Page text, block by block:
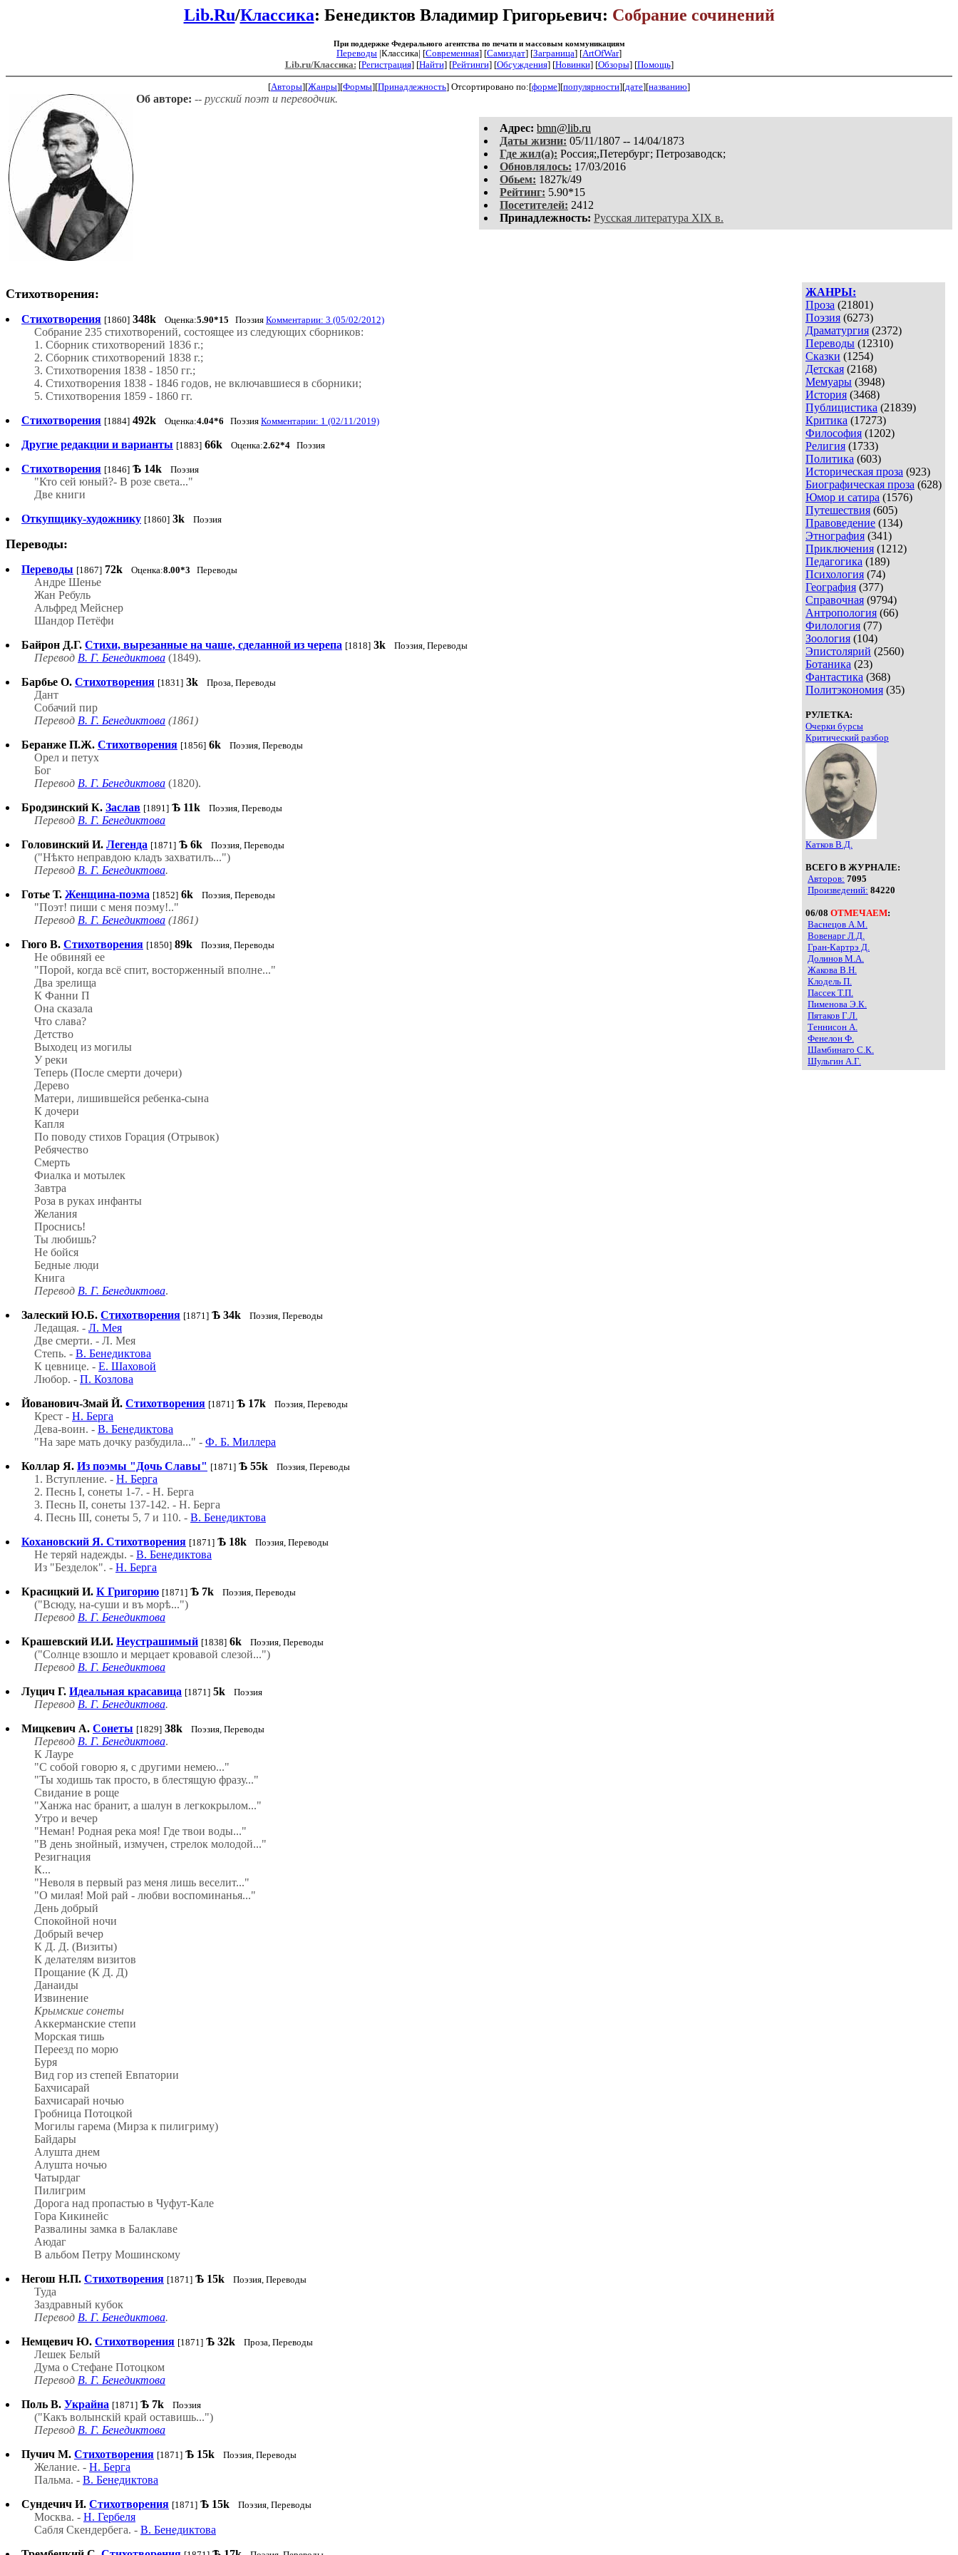
Lib.Ru/Классика: Бенедиктов Владимир Григорьевич: Собрание сочинений
При поддержке Федерального агентства по печати и массовым коммуникациям
Переводы |Классика| [Современная] [Самиздат] [Заграница] [ArtOfWar]
Lib.ru/Классика: [Регистрация] [Найти] [Рейтинги] [Обсуждения] [Новинки] [Обзоры] [Помощь]
[Авторы][Жанры][Формы][Принадлежность] Отсортировано по:[форме][популярности][дате][названию]
Об авторе: -- русский поэт и переводчик.
Aдpeс: bmn@lib.ru
Даты жизни: 05/11/1807 -- 14/04/1873
Где жил(а): Россия;,Петербург; Петрозаводск;
Обновлялось: 17/03/2016
Обьем: 1827k/49
Рейтинг: 5.90*15
Посетителей: 2412
Принадлежность: Русская литература XIX в.
ЖАНРЫ:
Проза (21801)
Поэзия (6273)
Драматургия (2372)
Переводы (12310)
Сказки (1254)
Детская (2168)
Мемуары (3948)
История (3468)
Публицистика (21839)
Критика (17273)
Философия (1202)
Религия (1733)
Политика (603)
Историческая проза (923)
Биографическая проза (628)
Юмор и сатира (1576)
Путешествия (605)
Правоведение (134)
Этнография (341)
Приключения (1212)
Педагогика (189)
Психология (74)
География (377)
Справочная (9794)
Антропология (66)
Филология (77)
Зоология (104)
Эпистолярий (2560)
Ботаника (23)
Фантастика (368)
Политэкономия (35)
РУЛЕТКА:
Очерки бурсы
Критический разбор
Катков В.Д.
ВСЕГО В ЖУРНАЛЕ:
Авторов: 7095
Произведений: 84220
06/08 ОТМЕЧАЕМ:
Васнецов А.М.
Вовенарг Л.Д.
Гран-Картрэ Д.
Долинов М.А.
Жакова В.Н.
Клодель П.
Пассек Т.П.
Пименова Э.К.
Пятаков Г.Л.
Теннисон А.
Фенелон Ф.
Шамбинаго С.К.
Шульгин А.Г.
Стихотворения:
Стихотворения [1860] 348k Оценка:5.90*15 Поэзия Комментарии: 3 (05/02/2012)
Собрание 235 стихотворений, состоящее из следующих сборников:
1. Сборник стихотворений 1836 г.;
2. Сборник стихотворений 1838 г.;
3. Стихотворения 1838 - 1850 гг.;
4. Стихотворения 1838 - 1846 годов, не включавшиеся в сборники;
5. Стихотворения 1859 - 1860 гг.
Стихотворения [1884] 492k Оценка:4.04*6 Поэзия Комментарии: 1 (02/11/2019)
Другие редакции и варианты [1883] 66k Оценка:2.62*4 Поэзия
Стихотворения [1846] Ѣ 14k Поэзия
"Кто сей юный?- В розе света..."
Две книги
Откупщику-художнику [1860] 3k Поэзия
Переводы:
Переводы [1867] 72k Оценка:8.00*3 Переводы
Андре Шенье
Жан Ребуль
Альфред Мейснер
Шандор Петёфи
Байрон Д.Г. Стихи, вырезанные на чаше, сделанной из черепа [1818] 3k Поэзия, Переводы
Перевод В. Г. Бенедиктова (1849).
Барбье О. Стихотворения [1831] 3k Проза, Переводы
Дант
Собачий пир
Перевод В. Г. Бенедиктова (1861)
Беранже П.Ж. Стихотворения [1856] 6k Поэзия, Переводы
Орел и петух
Бог
Перевод В. Г. Бенедиктова (1820).
Бродзинский К. Заслав [1891] Ѣ 11k Поэзия, Переводы
Перевод В. Г. Бенедиктова
Головинский И. Легенда [1871] Ѣ 6k Поэзия, Переводы
("Нѣкто неправдою кладъ захватилъ...")
Перевод В. Г. Бенедиктова.
Готье Т. Женщина-поэма [1852] 6k Поэзия, Переводы
"Поэт! пиши с меня поэму!.."
Перевод В. Г. Бенедиктова (1861)
Гюго В. Стихотворения [1850] 89k Поэзия, Переводы
Не обвиняй ее
"Порой, когда всё спит, восторженный вполне..."
Два зрелища
К Фанни П
Она сказала
Что слава?
Детство
Выходец из могилы
У реки
Теперь (После смерти дочери)
Дерево
Матери, лишившейся ребенка-сына
К дочери
Капля
По поводу стихов Горация (Отрывок)
Ребячество
Смерть
Фиалка и мотылек
Завтра
Роза в руках инфанты
Желания
Проснись!
Ты любишь?
Не бойся
Бедные люди
Книга
Перевод В. Г. Бенедиктова.
Залеский Ю.Б. Стихотворения [1871] Ѣ 34k Поэзия, Переводы
Ледащая. - Л. Мея
Две смерти. - Л. Мея
Степь. - В. Бенедиктова
К цевнице. - Е. Шаховой
Любор. - П. Козлова
Йованович-Змай Й. Стихотворения [1871] Ѣ 17k Поэзия, Переводы
Крест - Н. Берга
Дева-воин. - В. Бенедиктова
"На заре мать дочку разбудила..." - Ф. Б. Миллера
Коллар Я. Из поэмы "Дочь Славы" [1871] Ѣ 55k Поэзия, Переводы
1. Вступление. - Н. Берга
2. Песнь I, сонеты 1-7. - Н. Берга
3. Песнь II, сонеты 137-142. - Н. Берга
4. Песнь III, сонеты 5, 7 и 110. - В. Бенедиктова
Кохановский Я. Стихотворения [1871] Ѣ 18k Поэзия, Переводы
Не теряй надежды. - В. Бенедиктова
Из "Безделок". - Н. Берга
Красицкий И. К Григорию [1871] Ѣ 7k Поэзия, Переводы
("Всюду, на-суши и въ морѣ...")
Перевод В. Г. Бенедиктова
Крашевский И.И. Неустрашимый [1838] 6k Поэзия, Переводы
("Солнце взошло и мерцает кровавой слезой...")
Перевод В. Г. Бенедиктова
Луцич Г. Идеальная красавица [1871] 5k Поэзия
Перевод В. Г. Бенедиктова.
Мицкевич А. Сонеты [1829] 38k Поэзия, Переводы
Перевод В. Г. Бенедиктова.
К Лауре
"С собой говорю я, с другими немею..."
"Ты ходишь так просто, в блестящую фразу..."
Свидание в роще
"Ханжа нас бранит, а шалун в легкокрылом..."
Утро и вечер
"Неман! Родная река моя! Где твои воды..."
"В день знойный, измучен, стрелок молодой..."
Резигнация
К...
"Неволя в первый раз меня лишь веселит..."
"О милая! Мой рай - любви воспоминанья..."
День добрый
Спокойной ночи
Добрый вечер
К Д. Д. (Визиты)
К делателям визитов
Прощание (К Д. Д)
Данаиды
Извинение
Крымские сонеты
Аккерманские степи
Морская тишь
Переезд по морю
Буря
Вид гор из степей Евпатории
Бахчисарай
Бахчисарай ночью
Гробница Потоцкой
Могилы гарема (Мирза к пилигриму)
Байдары
Алушта днем
Алушта ночью
Чатырдаг
Пилигрим
Дорога над пропастью в Чуфут-Кале
Гора Кикинейс
Развалины замка в Балаклаве
Аюдаг
В альбом Петру Мошинскому
Негош Н.П. Стихотворения [1871] Ѣ 15k Поэзия, Переводы
Туда
Заздравный кубок
Перевод В. Г. Бенедиктова.
Немцевич Ю. Стихотворения [1871] Ѣ 32k Проза, Переводы
Лешек Белый
Дума о Стефане Потоцком
Перевод В. Г. Бенедиктова
Поль В. Украйна [1871] Ѣ 7k Поэзия
("Какъ волынскій край оставишь...")
Перевод В. Г. Бенедиктова
Пучич М. Стихотворения [1871] Ѣ 15k Поэзия, Переводы
Желание. - Н. Берга
Пальма. - В. Бенедиктова
Сундечич И. Стихотворения [1871] Ѣ 15k Поэзия, Переводы
Москва. - Н. Гербеля
Сабля Скендербега. - В. Бенедиктова